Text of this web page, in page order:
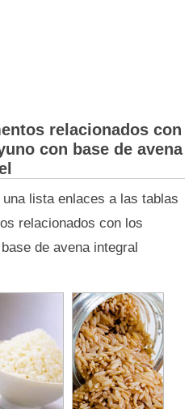
relacionados con
con base de avena
lista enlaces a las tablas
relacionados con los
de avena integral